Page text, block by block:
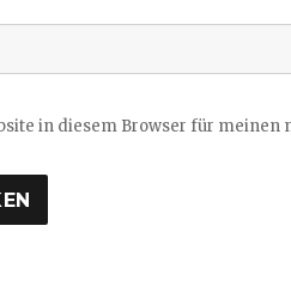
in diesem Browser für